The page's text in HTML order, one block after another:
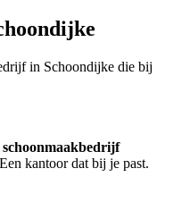
in Schoondijke die bij
schoonmaakbedrijf
kantoor dat bij je past.